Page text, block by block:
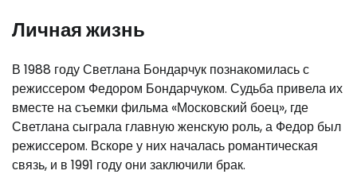
Личная жизнь
В 1988 году Светлана Бондарчук познакомилась с
режиссером Федором Бондарчуком. Судьба привела их
вместе на съемки фильма «Московский боец», где
Светлана сыграла главную женскую роль, а Федор был
режиссером. Вскоре у них началась романтическая
связь, и в 1991 году они заключили брак.